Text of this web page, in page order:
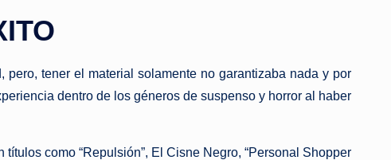
tener el material solamente no garantizaba nada y por
dentro de los géneros de suspenso y horror al haber
como “Repulsión”, El Cisne Negro, “Personal Shopper